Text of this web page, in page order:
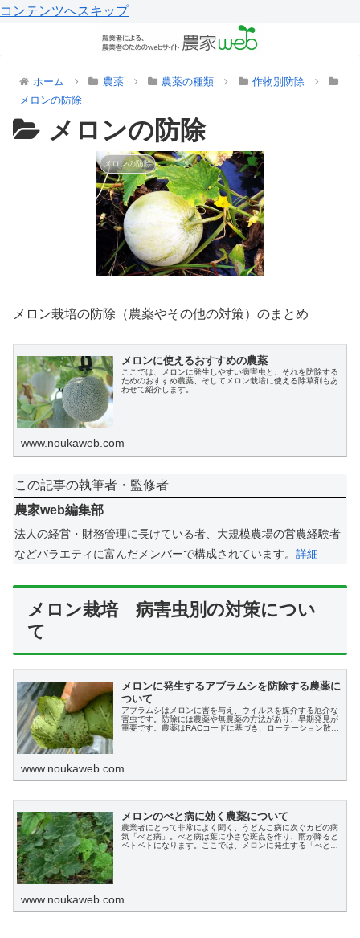
コンテンツへスキップ
ホーム 農薬 農薬の種類
作物別防除
メロンの防除
メロンの防除
メロンの防除
メロン栽培の防除（農薬やその他の対策）のまとめ
メロンに使えるおすすめの農薬
ここでは、メロンに発生しやすい病害虫と、それを防除する
ためのおすすめ農薬、そしてメロン栽培に使える除草剤もあ
わせて紹介します。
www.noukaweb.com
この記事の執筆者・監修者
農家web編集部
法人の経営・財務管理に長けている者、大規模農場の営農経験者
などバラエティに富んだメンバーで構成されています。 詳細
メロン栽培 病害虫別の対策につい
て
メロンに発生するアブラムシを防除する農薬に
ついて
アブラムシはメロンに害を与え、ウイルスを媒介する厄介な
害虫です。防除には農薬や無農薬の方法があり、早期発見が
重要です。農薬はRACコードに基づき、ローテーション散布
www.noukaweb.com
メロンのべと病に効く農薬について
農業者にとって非常によく聞く、うどんこ病に次ぐカビの病
気「べと病」。べと病は葉に小さな斑点を作り、雨が降ると
ベトベトになります。ここでは、メロンに発生する「べと
www.noukaweb.com